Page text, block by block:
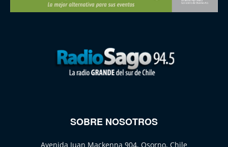
SOBRE NOSOTROS
Avenida Juan Mackenna 904, Osorno, Chile